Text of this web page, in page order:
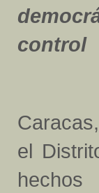
control
el